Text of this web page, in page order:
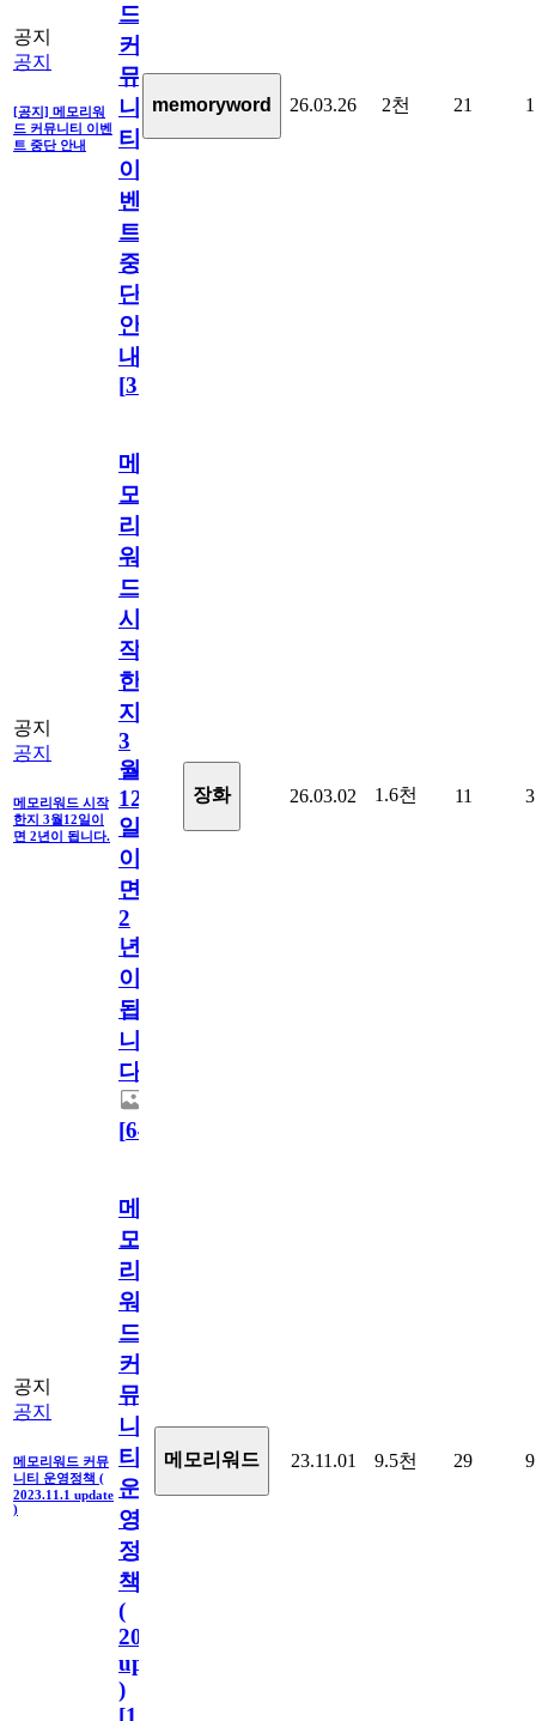
공지
공지
[공지] 메모리워
드 커뮤니티 이벤
트 중단 안내
드
커
뮤
니
티
이
벤
트
중
단
안
내
[31
memoryword 26.03.26 2천 21 1
공지
공지
메모리워드 시작
한지 3월12일이
면 2년이 됩니다.
메
모
리
워
드
시
작
한
지
3
월
12
일
이
면
2
년
이
됩
니
다.
[64
장화 26.03.02 1.6천 11 3
공지
공지
메모리워드 커뮤
니티 운영정책 (
2023.11.1 update
)
메
모
리
워
드
커
뮤
니
티
운
영
정
책
(
2023.11.1
update
)
[110
메모리워드 23.11.01 9.5천 29 9